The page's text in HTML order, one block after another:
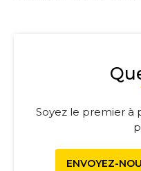
Soyez le premier à
ENVOYEZ-